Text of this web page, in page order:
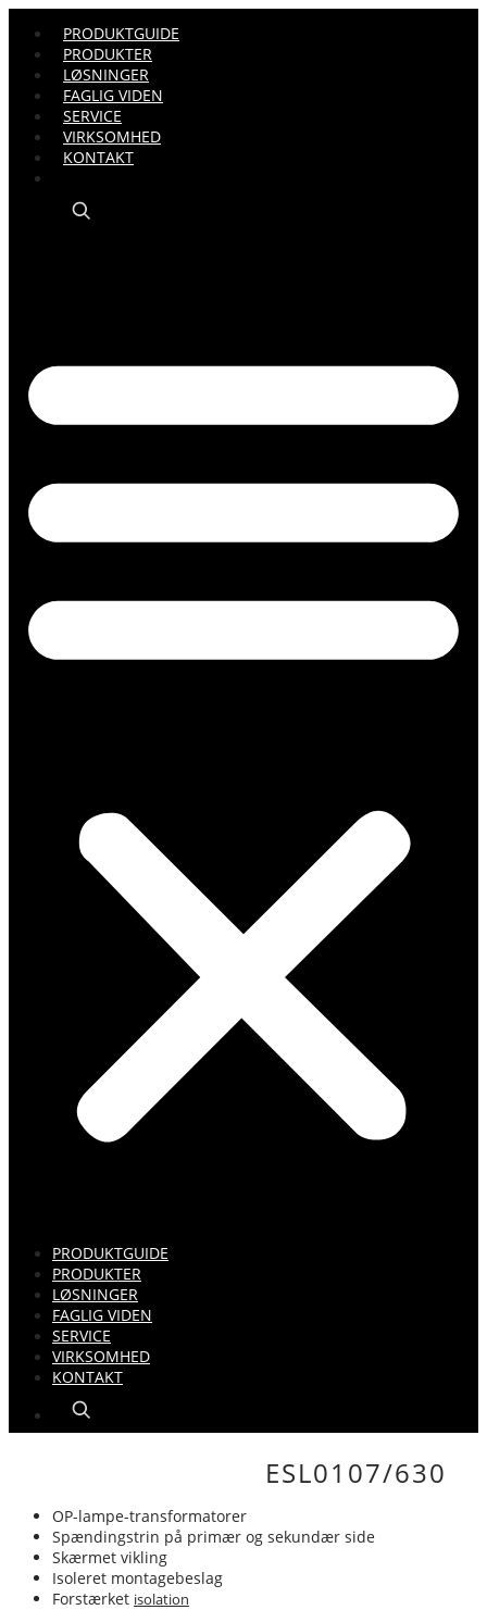
PRODUKTGUIDE
PRODUKTER
LØSNINGER
FAGLIG VIDEN
SERVICE
VIRKSOMHED
KONTAKT
PRODUKTGUIDE
PRODUKTER
LØSNINGER
FAGLIG VIDEN
SERVICE
VIRKSOMHED
KONTAKT
ESL0107/630
OP-lampe-transformatorer
Spændingstrin på primær og sekundær side
Skærmet vikling
Isoleret montagebeslag
Forstærket isolation